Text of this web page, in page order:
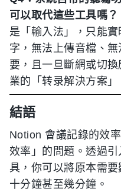
可以取代這些工具嗎？
是「輸入法」，只能
字，無法上傳音檔、
要，且一旦斷網或切
業的「转录解決方案」
結語
Notion 會議記錄的效
效率」的問題。透過
具，你可以將原本需
十分鐘甚至幾分鐘。